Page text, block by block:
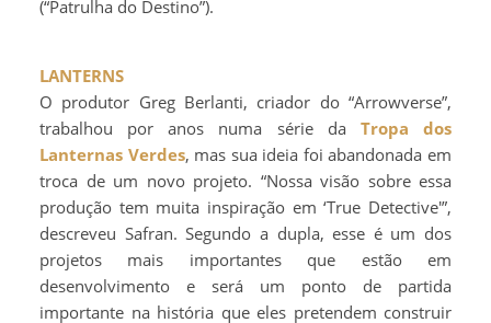
(“Patrulha do Destino”).
LANTERNS
O produtor Greg Berlanti, criador do “Arrowverse”,
trabalhou por anos numa série da Tropa dos
Lanternas Verdes, mas sua ideia foi abandonada em
troca de um novo projeto. “Nossa visão sobre essa
produção tem muita inspiração em ‘True Detective'”,
descreveu Safran. Segundo a dupla, esse é um dos
projetos mais importantes que estão em
desenvolvimento e será um ponto de partida
importante na história que eles pretendem construir